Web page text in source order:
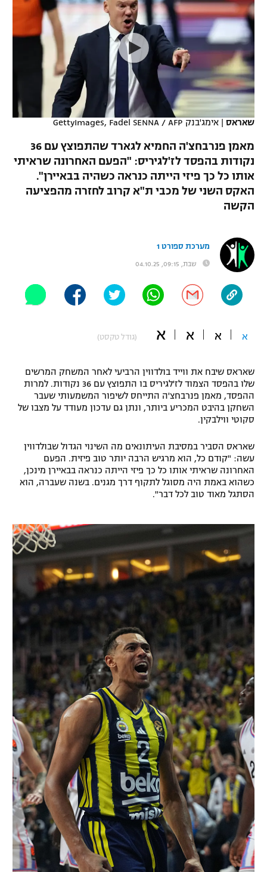
VOD
רץ ברשת
תוצאות
לוח שידורים
ברחבה
"מעל הליגה" – פודקאסט
"מחצית בשכונה" – פודקאסט
תקנון עבור פעילות אלקטרה
תקנון עבור פעילות ספורט 1 – "מרלן"
גיימינג E-Sports
תנאי שימוש
מדיניות פרטיות
רשיון להקרנה פומבית לבית עסק
הצטרפות לחבילת הערוצים
לוח דרושים – ג'ובנט
המגזין
נבחרת ישראל
מכבי חיפה
בית"ר ירושלים
מכבי תל אביב
הפועל תל אביב
הפועל חיפה
הפועל באר שבע
בני יהודה
ליגה ספרדית
ליגה איטלקית
ליגה צרפתית
ליגה הולנדית
ליגה טורקית
ליגה סינית
ליגה ברזילאית
כדורסל נשים
מכבי תל אביב
הפועל חולון
הפועל ירושלים
דני אבדיה
יורוליג
יורוקאפ
טניס
כדוריד
כדורעף
שחייה
ג'ודו
אגרוף
ספורט אולימפי
היאבקות WWE
אופניים
פוטבול אמריקאי NFL
בייסבול MLB
אומנויות לחימה
גיימינג E-Sports
שאראס | אימג'בנק GettyImages, Fadel SENNA / AFP
מאמן פנרבחצ'ה החמיא לגארד שהתפוצץ עם 36
נקודות בהפסד לז'לגיריס: "הפעם האחרונה שראיתי
אותו כל כך פיזי הייתה כנראה כשהיה בבאיירן".
האקס השני של מכבי ת"א קרוב לחזרה מהפציעה
הקשה
מערכת ספורט 1
שבת, 09:15, 04.10.25
א א א א (גודל טקסט)
שאראס שיבח את ווייד בולדווין הרביעי לאחר המשחק המרשים
שלו בהפסד הצמוד לז'לגיריס בו התפוצץ עם 36 נקודות. למרות
ההפסד, מאמן פנרבחצ'ה התייחס לשיפור המשמעותי שעבר
השחקן בהיבט המכריע ביותר, ונתן גם עדכון מעודד על מצבו של
סקוטי ווילבקין.
שאראס הסביר במסיבת העיתונאים מה השינוי הגדול שבולדווין
עשה: "קודם כל, הוא מרגיש הרבה יותר טוב פיזית. הפעם
האחרונה שראיתי אותו כל כך פיזי הייתה כנראה בבאיירן מינכן,
כשהוא באמת היה מסוגל לתקוף דרך מגנים. בשנה שעברה, הוא
הסתגל מאוד טוב לכל דבר".